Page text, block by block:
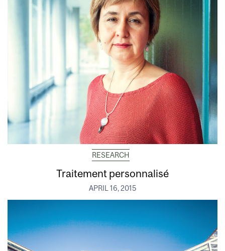
RESEARCH
Traitement personnalisé
APRIL 16, 2015